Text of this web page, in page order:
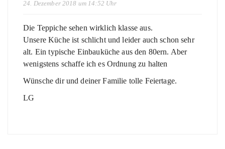
24. Dezember 2018 um 14:52 Uhr
Die Teppiche sehen wirklich klasse aus.
Unsere Küche ist schlicht und leider auch schon sehr
alt. Ein typische Einbauküche aus den 80ern. Aber
wenigstens schaffe ich es Ordnung zu halten
Wünsche dir und deiner Familie tolle Feiertage.
LG